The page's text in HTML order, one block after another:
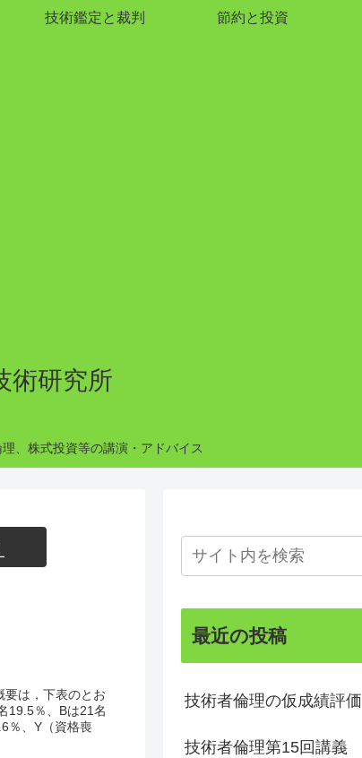
研究所
、株式投資等の講演・アドバイス
技術鑑定と裁判 節約と投資
要は，下表のとお
19.5％、Bは21名
％、Y（資格喪
最近の投稿
技術者倫理の仮成績評価
技術者倫理第15回講義